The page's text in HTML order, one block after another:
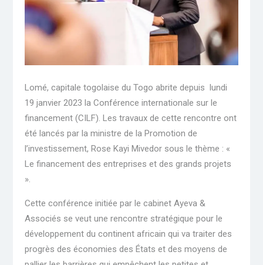
Lomé, capitale togolaise du Togo abrite depuis lundi
19 janvier 2023 la Conférence internationale sur le
financement (CILF). Les travaux de cette rencontre ont
été lancés par la ministre de la Promotion de
l’investissement, Rose Kayi Mivedor sous le thème : «
Le financement des entreprises et des grands projets
».
Cette conférence initiée par le cabinet Ayeva &
Associés se veut une rencontre stratégique pour le
développement du continent africain qui va traiter des
progrès des économies des États et des moyens de